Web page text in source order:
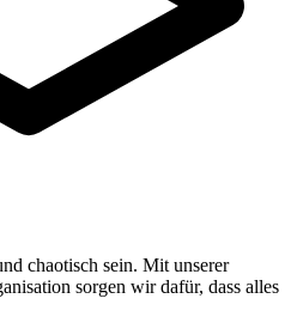
chaotisch sein. Mit unserer
sorgen wir dafür, dass alles